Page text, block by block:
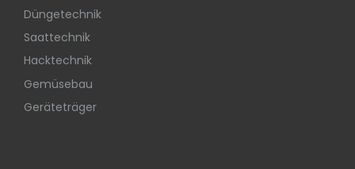
Düngetechnik
Saattechnik
Hacktechnik
Gemüsebau
Geräteträger